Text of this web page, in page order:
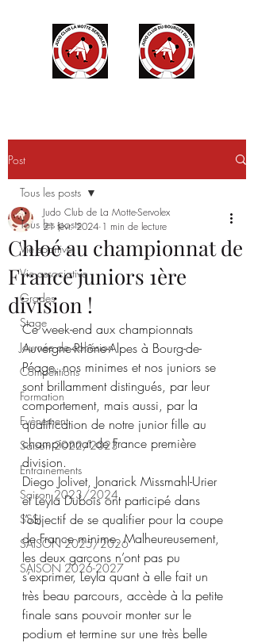
Post
Tous les posts
Vie sportive
Vie associative
Grades
Stage
Journée de cohésion
Compétitions
Formation
Evènement
Saison 2022/2023
Entrainements
Saison 2023/2024
SSSJ
SAISON 2025/2026
SAISON 2026-2027
Tous les posts
Chloé au championnat de
France juniors 1ère
division !
Judo Club de La Motte-Servolex
21 févr. 2024 1 min de lecture
Ce week-end aux championnats
Auvergne-Rhône-Alpes à Bourg-de-
Péage, nos minimes et nos juniors se
sont brillamment distingués, par leur
comportement, mais aussi, par la
qualification de notre junior fille au
championnat de France première
division.
Diego Jolivet, Jonarick Missmahl-Urier
et Leyla Dubois ont participé dans
l’objectif de se qualifier pour la coupe
de France minime. Malheureusement,
les deux garçons n’ont pas pu
s’exprimer, Leyla quant à elle fait un
très beau parcours, accède à la petite
finale sans pouvoir monter sur le
podium et termine sur une très belle